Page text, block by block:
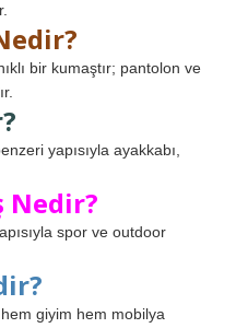
bir kumaştır; pantolon ve
yapısıyla ayakkabı,
Nedir?
spor ve outdoor
giyim hem mobilya